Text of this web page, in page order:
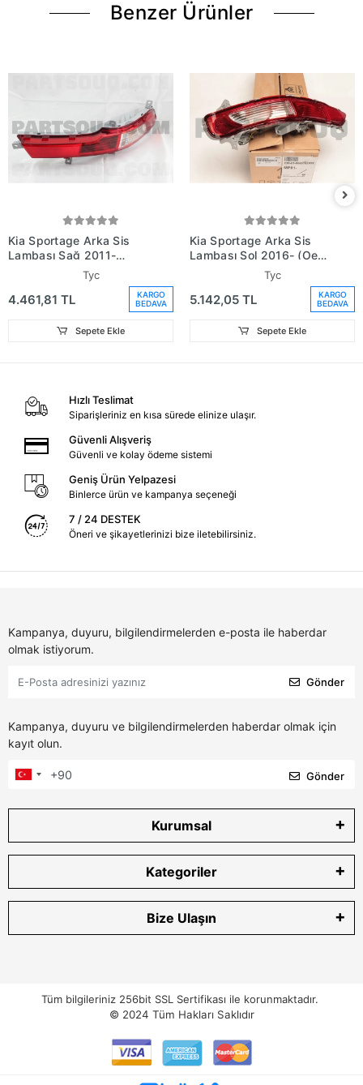
Benzer Ürünler
Kia Sportage Arka Sis
Lambası Sağ 2011-
(Oem No: 924063U300)
Tyc
4.461,81 TL
KARGO
BEDAVA
Sepete Ekle
Kia Sportage Arka Sis
Lambası Sol 2016- (Oem
No: 92405-D9210)
Tyc
5.142,05 TL
KARGO
BEDAVA
Sepete Ekle
Hızlı Teslimat
Siparişleriniz en kısa sürede elinize ulaşır.
Güvenli Alışveriş
Güvenli ve kolay ödeme sistemi
Geniş Ürün Yelpazesi
Binlerce ürün ve kampanya seçeneği
7 / 24 DESTEK
Öneri ve şikayetlerinizi bize iletebilirsiniz.
Kampanya, duyuru, bilgilendirmelerden e-posta ile haberdar
olmak istiyorum.
Gönder
Kampanya, duyuru ve bilgilendirmelerden haberdar olmak için
kayıt olun.
Gönder
Kurumsal
Kategoriler
Bize Ulaşın
Tüm bilgileriniz 256bit SSL Sertifikası ile korunmaktadır.
© 2024 Tüm Hakları Saklıdır